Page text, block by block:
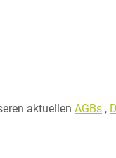
aktuellen AGBs ,